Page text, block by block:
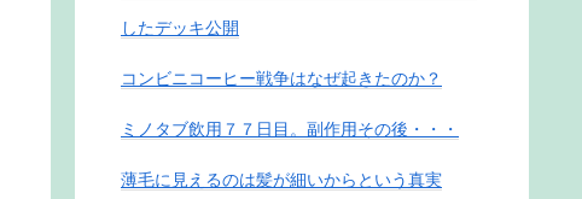
したデッキ公開
コンビニコーヒー戦争はなぜ起きたのか？
ミノタブ飲用７７日目。副作用その後・・・
薄毛に見えるのは髪が細いからという真実